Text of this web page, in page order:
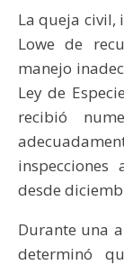
La queja civil,
Lowe de
manejo
Ley de
recibió
desde
Durante una
determinó